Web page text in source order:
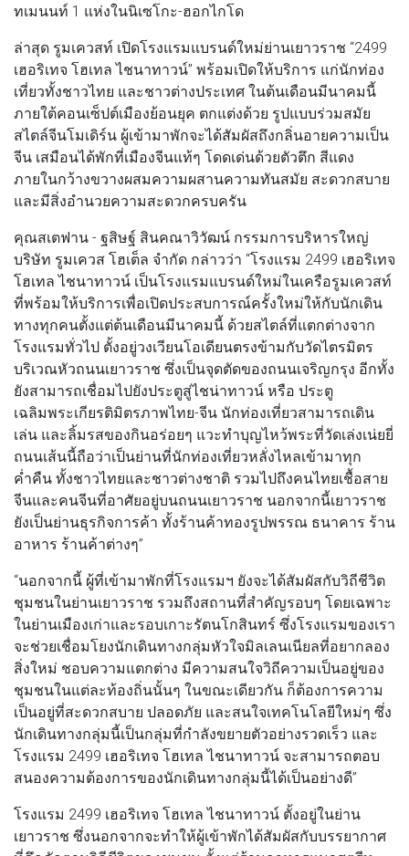
ทเมนนท์ 1 แห่งในนิเซโกะ-ฮอกไกโด
ล่าสุด รูมเควสท์ เปิดโรงแรมแบรนด์ใหม่ย่านเยาวราช “2499
เฮอริเทจ โฮเทล ไชนาทาวน์” พร้อมเปิดให้บริการ แก่นักท่อง
เที่ยวทั้งชาวไทย และชาวต่างประเทศ ในต้นเดือนมีนาคมนี้
ภายใต้คอนเซ็ปต์เมืองย้อนยุค ตกแต่งด้วย รูปแบบร่วมสมัย
สไตล์จีนโมเดิร์น ผู้เข้ามาพักจะได้สัมผัสถึงกลิ่นอายความเป็น
จีน เสมือนได้พักที่เมืองจีนแท้ๆ โดดเด่นด้วยตัวตึก สีแดง
ภายในกว้างขวางผสมความผสานความทันสมัย สะดวกสบาย
และมีสิ่งอำนวยความสะดวกครบครัน
คุณสเตฟาน - ฐสิษฐ์ สินคณาวิวัฒน์ กรรมการบริหารใหญ่
บริษัท รูมเควส โฮเต็ล จำกัด กล่าวว่า “โรงแรม 2499 เฮอริเทจ
โฮเทล ไชนาทาวน์ เป็นโรงแรมแบรนด์ใหม่ในเครือรูมเควสท์
ที่พร้อมให้บริการเพื่อเปิดประสบการณ์ครั้งใหม่ให้กับนักเดิน
ทางทุกคนตั้งแต่ต้นเดือนมีนาคมนี้ ด้วยสไตล์ที่แตกต่างจาก
โรงแรมทั่วไป ตั้งอยู่วงเวียนโอเดียนตรงข้ามกับวัดไตรมิตร
บริเวณหัวถนนเยาวราช ซึ่งเป็นจุดตัดของถนนเจริญกรุง อีกทั้ง
ยังสามารถเชื่อมไปยังประตูสู่ไชน่าทาวน์ หรือ ประตู
เฉลิมพระเกียรติมิตรภาพไทย-จีน นักท่องเที่ยวสามารถเดิน
เล่น และลิ้มรสของกินอร่อยๆ แวะทำบุญไหว้พระที่วัดเล่งเน่ยยี่
ถนนเส้นนี้ถือว่าเป็นย่านที่นักท่องเที่ยวหลั่งไหลเข้ามาทุก
ค่ำคืน ทั้งชาวไทยและชาวต่างชาติ รวมไปถึงคนไทยเชื้อสาย
จีนและคนจีนที่อาศัยอยู่บนถนนเยาวราช นอกจากนี้เยาวราช
ยังเป็นย่านธุรกิจการค้า ทั้งร้านค้าทองรูปพรรณ ธนาคาร ร้าน
อาหาร ร้านค้าต่างๆ”
“นอกจากนี้ ผู้ที่เข้ามาพักที่โรงแรมฯ ยังจะได้สัมผัสกับวิถีชีวิต
ชุมชนในย่านเยาวราช รวมถึงสถานที่สำคัญรอบๆ โดยเฉพาะ
ในย่านเมืองเก่าและรอบเกาะรัตนโกสินทร์ ซึ่งโรงแรมของเรา
จะช่วยเชื่อมโยงนักเดินทางกลุ่มหัวใจมิลเลนเนียลที่อยากลอง
สิ่งใหม่ ชอบความแตกต่าง มีความสนใจวิถีความเป็นอยู่ของ
ชุมชนในแต่ละท้องถิ่นนั้นๆ ในขณะเดียวกัน ก็ต้องการความ
เป็นอยู่ที่สะดวกสบาย ปลอดภัย และสนใจเทคโนโลยีใหม่ๆ ซึ่ง
นักเดินทางกลุ่มนี้เป็นกลุ่มที่กำลังขยายตัวอย่างรวดเร็ว และ
โรงแรม 2499 เฮอริเทจ โฮเทล ไชนาทาวน์ จะสามารถตอบ
สนองความต้องการของนักเดินทางกลุ่มนี้ได้เป็นอย่างดี”
โรงแรม 2499 เฮอริเทจ โฮเทล ไชนาทาวน์ ตั้งอยู่ในย่าน
เยาวราช ซึ่งนอกจากจะทำให้ผู้เข้าพักได้สัมผัสกับบรรยากาศ